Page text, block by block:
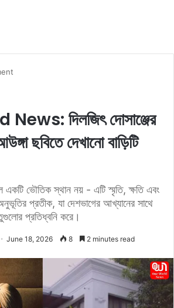
দিলজিৎ দোসাঞ্জের
ছবিতে দেখানো বাড়িটি
একটি ভৌতিক স্থান নয় - এটি স্মৃতি, ক্ষতি এবং
প্রতীক, যা দেশভাগের আখ্যানের সাথে
প্রতিধ্বনি করে।
June 18, 2026 8 2 minutes read